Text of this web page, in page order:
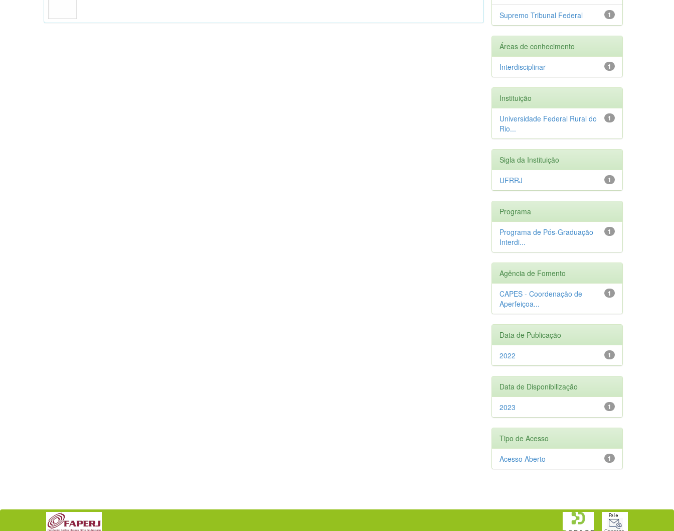
1
Supremo Tribunal Federal
Áreas de conhecimento
1
Interdisciplinar
Instituição
1
Universidade Federal Rural do
Rio...
Sigla da Instituição
1
UFRRJ
Programa
1
Programa de Pós-Graduação
Interdi...
Agência de Fomento
1
CAPES - Coordenação de
Aperfeiçoa...
Data de Publicação
1
2022
Data de Disponibilização
1
2023
Tipo de Acesso
1
Acesso Aberto